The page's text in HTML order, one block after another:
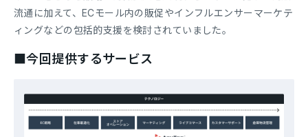
流通に加えて、ECモール内の販促やインフルエンサーマーケテ
ィングなどの包括的支援を検討されていました。
■今回提供するサービス